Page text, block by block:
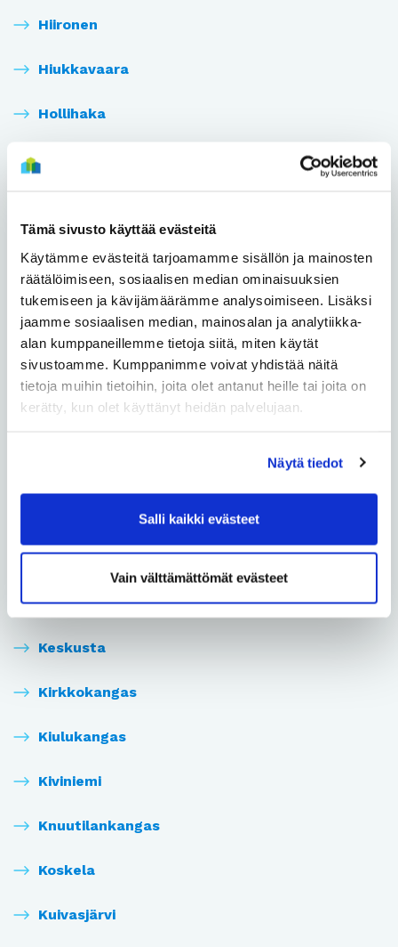
Tämä sivusto käyttää evästeitä
Käytämme evästeitä tarjoamamme sisällön ja mainosten
räätälöimiseen, sosiaalisen median ominaisuuksien
tukemiseen ja kävijämäärämme analysoimiseen. Lisäksi
jaamme sosiaalisen median, mainosalan ja analytiikka-
alan kumppaneillemme tietoja siitä, miten käytät
sivustoamme. Kumppanimme voivat yhdistää näitä
tietoja muihin tietoihin, joita olet antanut heille tai joita on
kerätty, kun olet käyttänyt heidän palvelujaan.
Näytä tiedot
Salli kaikki evästeet
Vain välttämättömät evästeet
Hiironen
Hiukkavaara
Hollihaka
Huonesuo
Iinatti
Intiö
Kaakkuri
Kastelli
Kaukovainio
Keskusta
Kirkkokangas
Kiulukangas
Kiviniemi
Knuutilankangas
Koskela
Kuivasjärvi